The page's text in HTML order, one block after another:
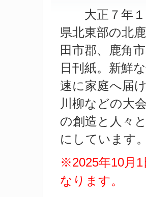
大正７年１
県北東部の北
田市郡、鹿角
日刊紙。新鮮
速に家庭へ届
川柳などの大
の創造と人々
にしています
※2025年10月
なります。